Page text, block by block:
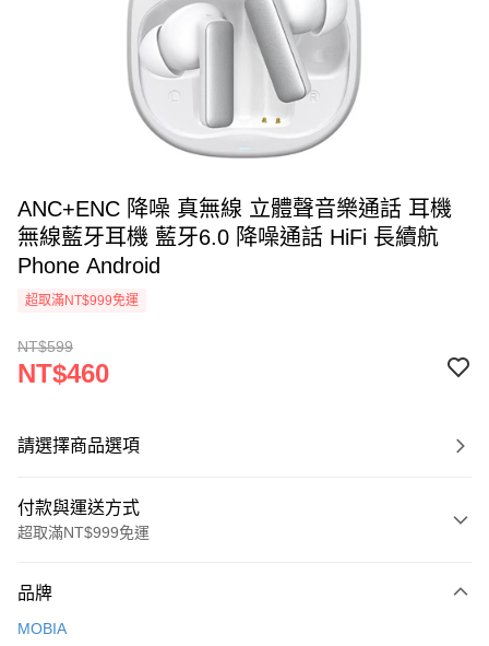
ANC+ENC 降噪 真無線 立體聲音樂通話 耳機
無線藍牙耳機 藍牙6.0 降噪通話 HiFi 長續航
Phone Android
超取滿NT$999免運
NT$599
NT$460
請選擇商品選項
付款與運送方式
超取滿NT$999免運
信用卡一次付款
品牌
MOBIA